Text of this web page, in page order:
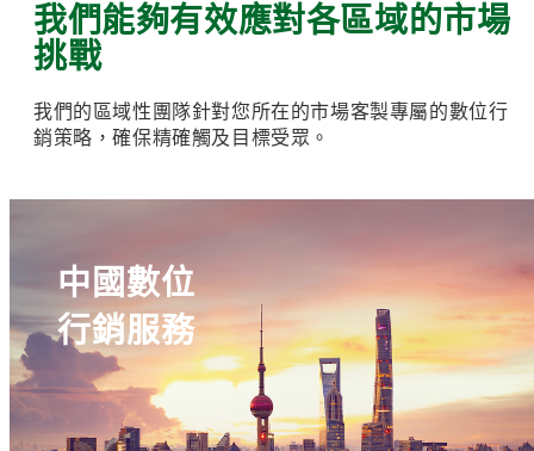
我們能夠有效應對各區域的市場
挑戰
我們的區域性團隊針對您所在的市場客製專屬的數位行
銷策略，確保精確觸及目標受眾。
中國數位
行銷服務